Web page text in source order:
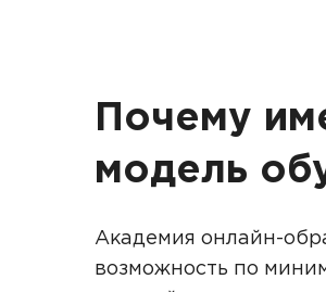
Почему
модель
Академия онлайн-
возможность по